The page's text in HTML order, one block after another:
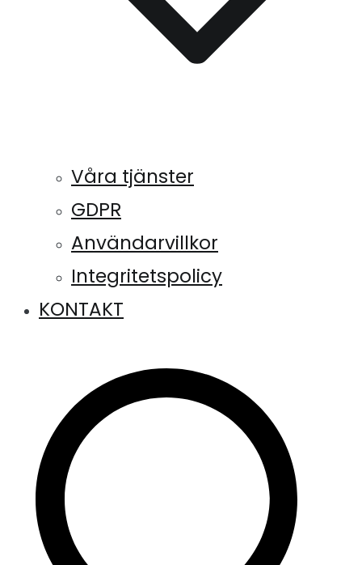
Våra tjänster
GDPR
Användarvillkor
Integritetspolicy
KONTAKT